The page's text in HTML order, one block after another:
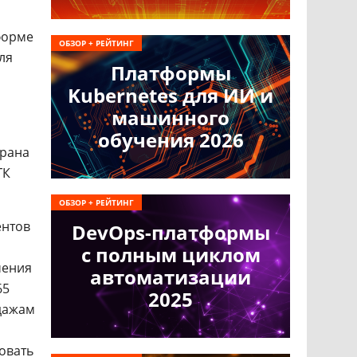
Платформы
Kubernetes для ИИ и
машинного
обучения 2026
ОБЗОР + РЕЙТИНГ
DevOps-платформы
с полным циклом
автоматизации
2025
ОБЗОР + РЕЙТИНГ